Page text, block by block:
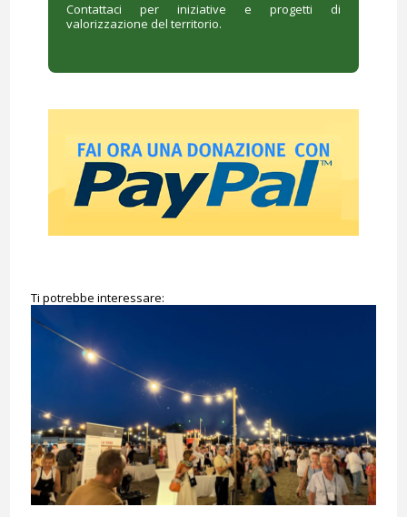
Contattaci per iniziative e progetti di
valorizzazione del territorio.
Ti potrebbe interessare: